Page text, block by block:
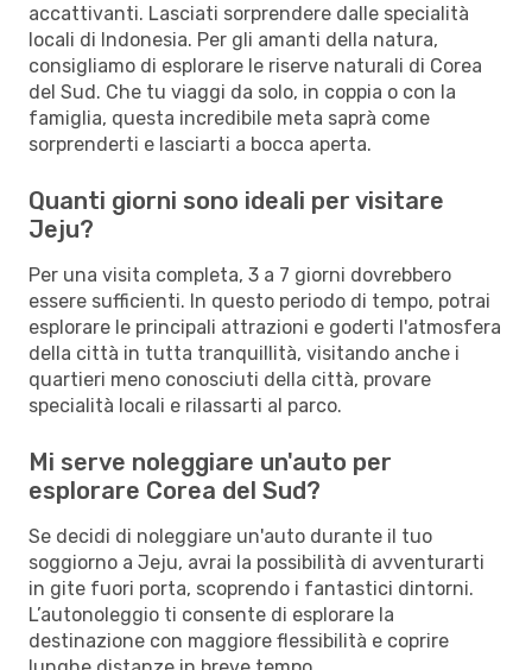
accattivanti. Lasciati sorprendere dalle specialità
locali di Indonesia. Per gli amanti della natura,
consigliamo di esplorare le riserve naturali di Corea
del Sud. Che tu viaggi da solo, in coppia o con la
famiglia, questa incredibile meta saprà come
sorprenderti e lasciarti a bocca aperta.
Quanti giorni sono ideali per visitare
Jeju?
Per una visita completa, 3 a 7 giorni dovrebbero
essere sufficienti. In questo periodo di tempo, potrai
esplorare le principali attrazioni e goderti l'atmosfera
della città in tutta tranquillità, visitando anche i
quartieri meno conosciuti della città, provare
specialità locali e rilassarti al parco.
Mi serve noleggiare un'auto per
esplorare Corea del Sud?
Se decidi di noleggiare un'auto durante il tuo
soggiorno a Jeju, avrai la possibilità di avventurarti
in gite fuori porta, scoprendo i fantastici dintorni.
L’autonoleggio ti consente di esplorare la
destinazione con maggiore flessibilità e coprire